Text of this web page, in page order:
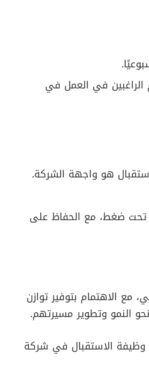
8 مساءً، مما يلائم الراغبين في العمل في
هو واجهة الشركة.
تحت ضغط، مع الحفاظ على
الاهتمام بتوفير توازن
النمو وتطوير مسيرتهم.
وظيفة الاستقبال في شركة